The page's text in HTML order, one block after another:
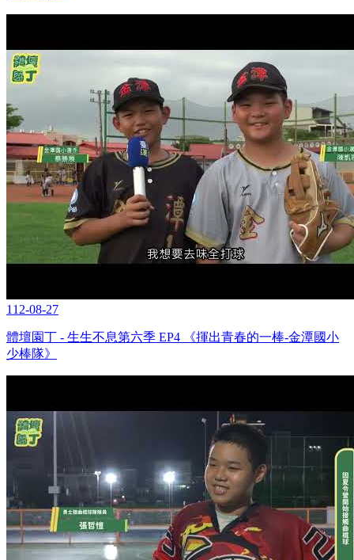
112-08-27
體壇園丁 - 生生不息第六季 EP4 《揮出青春的一棒-金潭國小
少棒隊》